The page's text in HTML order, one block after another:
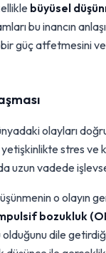
büyüsel
bu inancın
güç atfetmesini
olayları
stres ve
uzun vadede
o olayın
bozukluk
dile